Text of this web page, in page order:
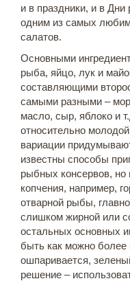
и в праздники, и в
одним из самых
салатов.
Основными
рыба, яйцо, лук и
составляющими
самыми разными –
масло, сыр, яблоко и
относительно
вариации
известны способы
рыбных консервов, но
копчения, например,
отварной рыбы,
слишком жирной или
остальных основных
быть как можно
ошпаривается,
решение –